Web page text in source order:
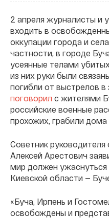
2 апреля журналисты и
входить в
оккупации города и
частности, в городе
усеянные телами
из них руки были
погибли от выстрелов в
поговорил с жителями
российские военные
прохожих, грабили дома
Советник
Алексей Арестович
мир должен ужаснуться
Киевской области —
«Буча, Ирпень и
освобождены и